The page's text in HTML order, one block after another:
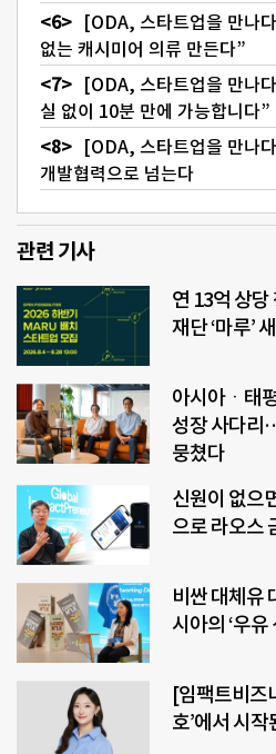
[ODA, 스타트업을 만나
없는 캐시미어 의류 만든다”
[ODA, 스타트업을 만나
실 없이 10분 만에 가능합니다”
[ODA, 스타트업을 만나
개발협력으로 넘는다
관련 기사
연 13억 상
재단 ‘마루’
아시아ㆍ태
성장 사다리
뭉쳤다
신원이 없으
으로 라오스
비싼 대체유
시아의 ‘우유
[임팩트비즈
호’에서 시작